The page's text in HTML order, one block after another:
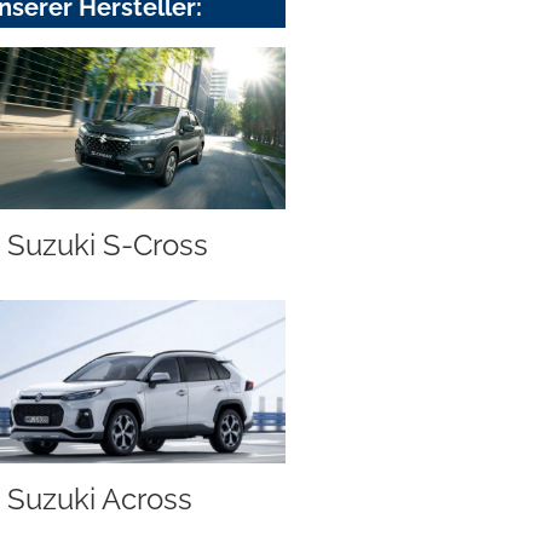
Hersteller:
Suzuki S-Cross
Suzuki Across